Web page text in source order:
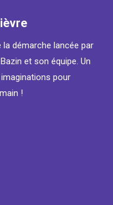
la démarche lancée par
et son équipe. Un
pour
!